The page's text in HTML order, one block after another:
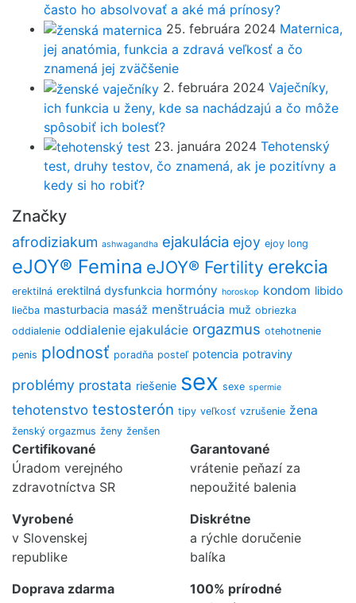
často ho absolvovať a aké má prínosy?
25. februára 2024 Maternica,
jej anatómia, funkcia a zdravá veľkosť a čo
znamená jej zväčšenie
2. februára 2024 Vaječníky,
ich funkcia u ženy, kde sa nachádzajú a čo môže
spôsobiť ich bolesť?
23. januára 2024 Tehotenský
test, druhy testov, čo znamená, ak je pozitívny a
kedy si ho robiť?
Značky
afrodiziakum ashwagandha ejakulácia ejoy ejoy long
eJOY® Femina eJOY® Fertility erekcia
erektilná erektilná dysfunkcia hormóny horoskop kondom libido
liečba masturbacia masáž menštruácia muž obriezka
oddialenie oddialenie ejakulácie orgazmus otehotnenie
penis plodnosť poradňa posteľ potencia potraviny
problémy prostata riešenie sex sexe spermie
tehotenstvo testosterón tipy veľkosť vzrušenie žena
ženský orgazmus ženy ženšen
Certifikované
Úradom verejného
zdravotníctva SR
Garantované
vrátenie peňazí za
nepoužité balenia
Vyrobené
v Slovenskej
republike
Diskrétne
a rýchle doručenie
balíka
Doprava zdarma
100% prírodné